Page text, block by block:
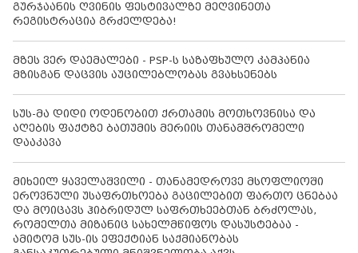
გურჯაანის ღვინის ფესტივალზე მეღვინეთა
რეგისტრაცია გრძელდება!
მზეს ვერ დაემალები - PSP-ს საზაფხულო კამპანია
მზისგან დაცვის აუცილებლობას გვახსენებს
სუს-მა დიდი ოდენობით ქრთამის მოთხოვნისა და
აღების ფაქტზე ბათუმის მერიის თანამშრომელი
დააკავა
მიხეილ ყაველაშვილი - თანამედროვე მსოფლიოში
ეროვნული უსაფრთხოება გაცილებით ფართო ცნებაა
და მოიცავს ჰიბრიდულ საფრთხეებთან ბრძოლას,
რომელთა მიზანიც სახელმწიფოს დასუსტებაა -
ამიტომ სუს-ის ეფექტიან საქმიანობას